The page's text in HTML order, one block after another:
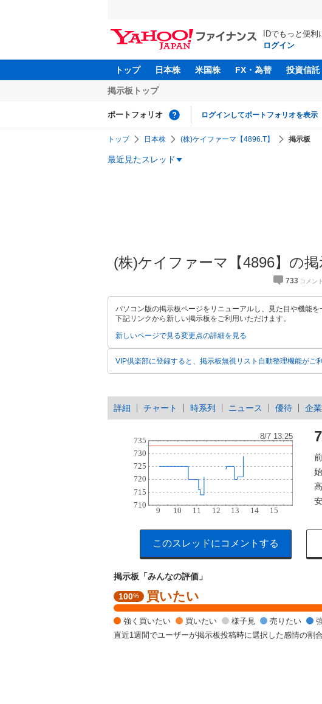
IDでもっと便利
ログイン
トップ 日本株 米国株 FX・為替 投資信託
掲示板トップ
ポートフォリオ ログインしてポートフォリオを表示
トップ 日本株 (株)ケイファーマ【4896.T】 掲示板
最近見たスレッド
(株)ケイファーマ【4896】の
733
パソコン版の掲示板ページをリニューアルし、見た目や機能を
下記リンクから新しい掲示板をご利用いただけます。
新しいページで見る変更点の詳細を見る
VIP倶楽部に登録すると、掲示板無視リスト自動整理機能がご
詳細 チャート 時系列 ニュース 優待 企業
このスレッドにコメントする
掲示板「みんなの評価」
強
く
買
い
100% 買いたい
強く買いたい 買いたい 様子見 売りたい
直近1週間でユーザーが掲示板投稿時に選択した感情の割